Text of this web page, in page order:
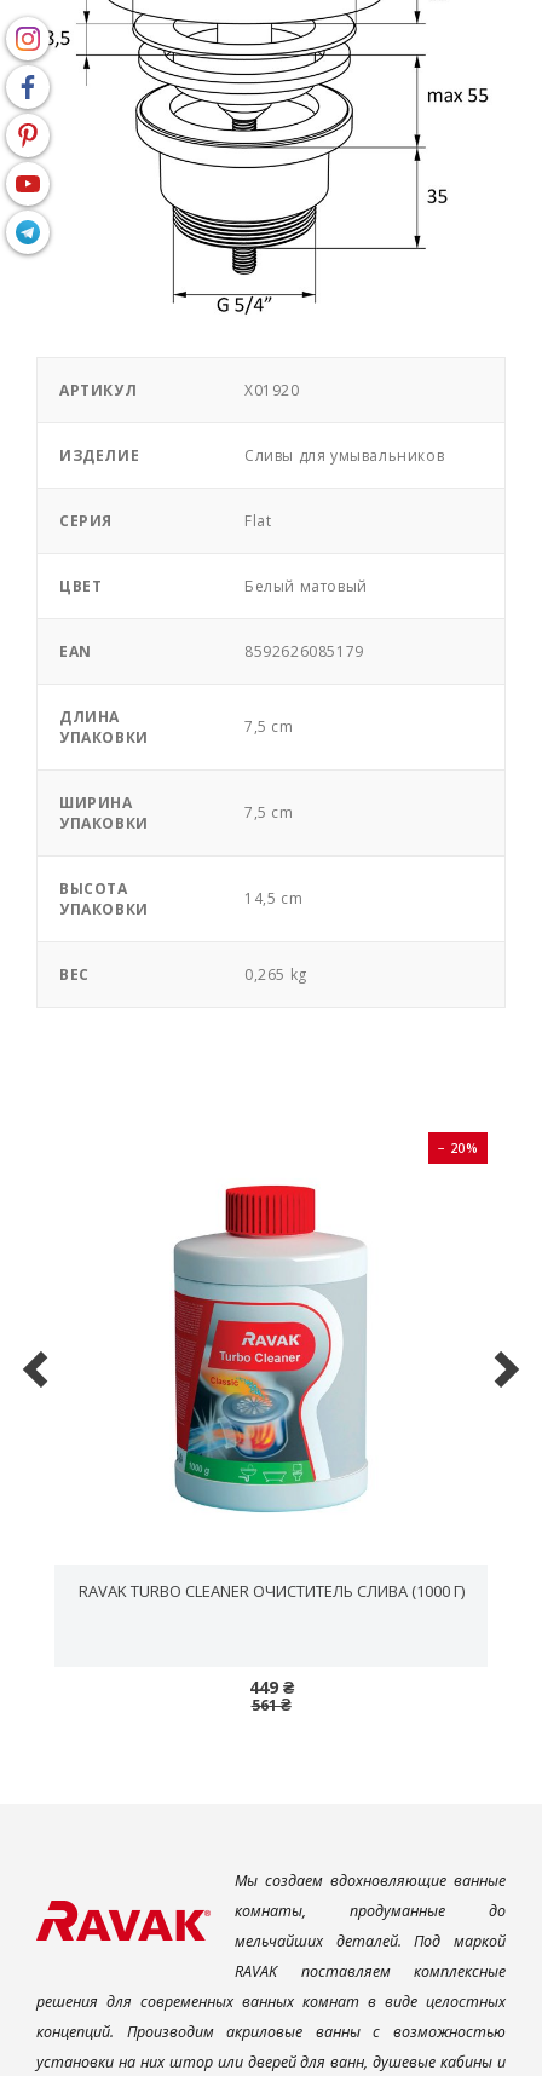
АРТИКУЛ X01920
ИЗДЕЛИЕ Сливы для умывальников
СЕРИЯ Flat
ЦВЕТ Белый матовый
EAN 8592626085179
ДЛИНА
УПАКОВКИ
7,5 cm
ШИРИНА
УПАКОВКИ
7,5 cm
ВЫСОТА
УПАКОВКИ
14,5 cm
ВЕС 0,265 kg
− 20%
RAVAK TURBO CLEANER ОЧИСТИТЕЛЬ СЛИВА (1000 Г)
449 ₴
561 ₴
Мы создаем вдохновляющие ванные
комнаты, продуманные до
мельчайших деталей. Под маркой
RAVAK поставляем комплексные
решения для современных ванных комнат в виде целостных
концепций. Производим акриловые ванны с возможностью
установки на них штор или дверей для ванн, душевые кабины и